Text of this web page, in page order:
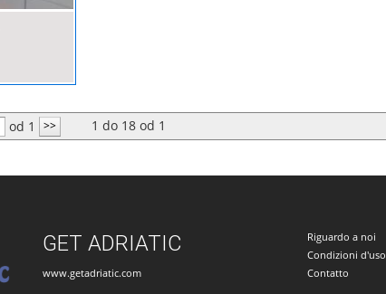
od 1 1 do 18 od 1
GET ADRIATIC
www.getadriatic.com
Riguardo a noi
Condizioni d'uso
Contatto